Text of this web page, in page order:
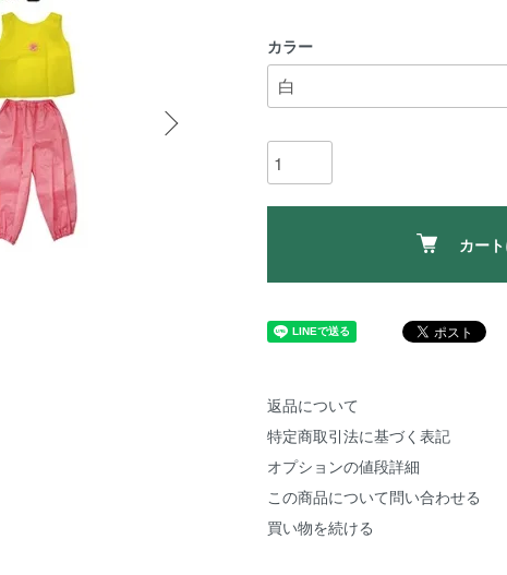
カラー
カー
返品について
特定商取引法に基づく表記
オプションの値段詳細
この商品について問い合わせる
買い物を続ける